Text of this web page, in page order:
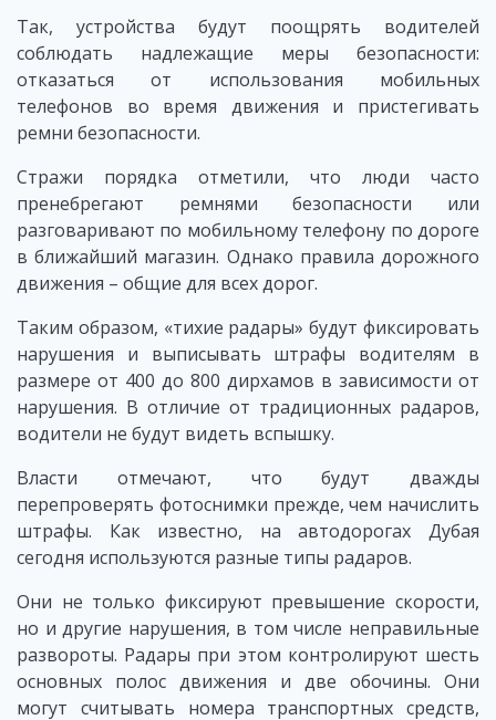
Так, устройства будут поощрять водителей
соблюдать надлежащие меры безопасности:
отказаться от использования мобильных
телефонов во время движения и пристегивать
ремни безопасности.
Стражи порядка отметили, что люди часто
пренебрегают ремнями безопасности или
разговаривают по мобильному телефону по дороге
в ближайший магазин. Однако правила дорожного
движения – общие для всех дорог.
Таким образом, «тихие радары» будут фиксировать
нарушения и выписывать штрафы водителям в
размере от 400 до 800 дирхамов в зависимости от
нарушения. В отличие от традиционных радаров,
водители не будут видеть вспышку.
Власти отмечают, что будут дважды
перепроверять фотоснимки прежде, чем начислить
штрафы. Как известно, на автодорогах Дубая
сегодня используются разные типы радаров.
Они не только фиксируют превышение скорости,
но и другие нарушения, в том числе неправильные
развороты. Радары при этом контролируют шесть
основных полос движения и две обочины. Они
могут считывать номера транспортных средств,